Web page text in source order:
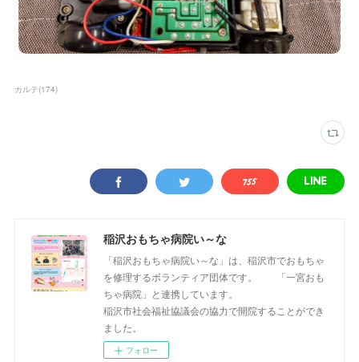
カルテ(174)
稲沢おもちゃ病院い～な
「稲沢おもちゃ病院い～な」は、稲沢市でおもちゃ
を修理するボランティア団体です。 「一宮おも
ちゃ病院」と連携しています。
稲沢市社会福祉協議会の協力で開院することができ
ました。
フォロー